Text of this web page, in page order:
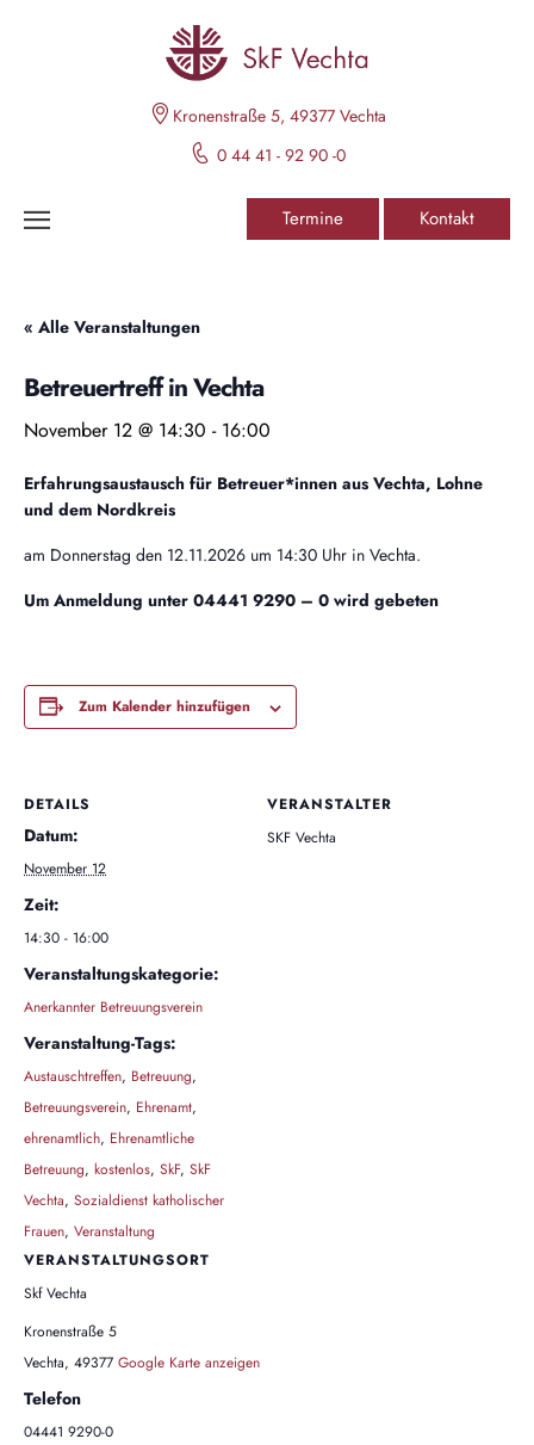
Kronenstraße 5, 49377 Vechta
0 44 41 - 92 90 -0
Termine Kontakt
« Alle Veranstaltungen
Betreuertreff in Vechta
November 12 @ 14:30 - 16:00
Erfahrungsaustausch für Betreuer*innen aus Vechta, Lohne
und dem Nordkreis
am Donnerstag den 12.11.2026 um 14:30 Uhr in Vechta.
Um Anmeldung unter 04441 9290 – 0 wird gebeten
Zum Kalender hinzufügen
DETAILS
Datum:
November 12
Zeit:
14:30 - 16:00
Veranstaltungskategorie:
Anerkannter Betreuungsverein
Veranstaltung-Tags:
Austauschtreffen, Betreuung,
Betreuungsverein, Ehrenamt,
ehrenamtlich, Ehrenamtliche
Betreuung, kostenlos, SkF, SkF
Vechta, Sozialdienst katholischer
Frauen, Veranstaltung
VERANSTALTUNGSORT
Skf Vechta
Kronenstraße 5
Vechta, 49377 Google Karte anzeigen
Telefon
04441 9290-0
VERANSTALTER
SKF Vechta